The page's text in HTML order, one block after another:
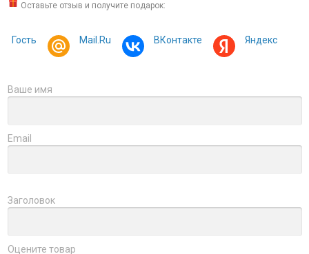
Оставьте отзыв и получите подарок:
Гость Mail.Ru ВКонтакте Яндекс
Ваше имя
Email
Заголовок
Оцените товар